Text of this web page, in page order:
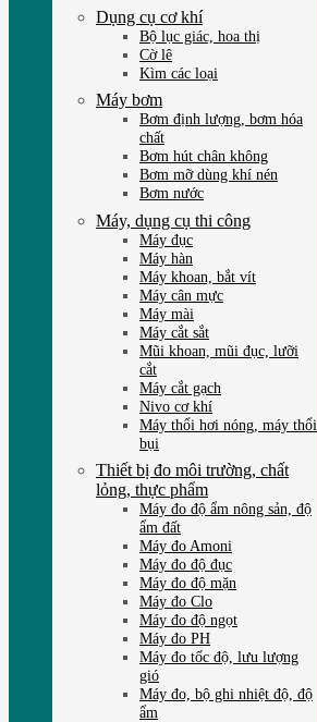
Dụng cụ cơ khí
Bộ lục giác, hoa thị
Cờ lê
Kìm các loại
Máy bơm
Bơm định lượng, bơm hóa
chất
Bơm hút chân không
Bơm mỡ dùng khí nén
Bơm nước
Máy, dụng cụ thi công
Máy đục
Máy hàn
Máy khoan, bắt vít
Máy cân mực
Máy mài
Máy cắt sắt
Mũi khoan, mũi đục, lưỡi
cắt
Máy cắt gạch
Nivo cơ khí
Máy thổi hơi nóng, máy thổi
bụi
Thiết bị đo môi trường, chất
lỏng, thực phẩm
Máy đo độ ẩm nông sản, độ
ẩm đất
Máy đo Amoni
Máy đo độ đục
Máy đo độ mặn
Máy đo Clo
Máy đo độ ngọt
Máy đo PH
Máy đo tốc độ, lưu lượng
gió
Máy đo, bộ ghi nhiệt độ, độ
ẩm